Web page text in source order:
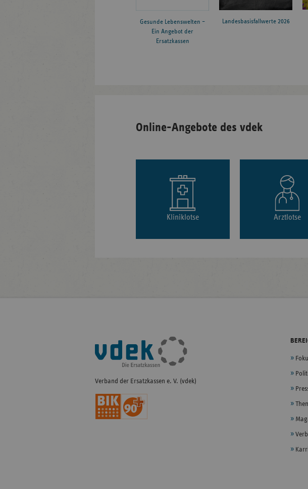
Gesunde Lebenswelten –
Ein Angebot der
Ersatzkassen
Landesbasisfallwerte 2026
Online-Angebote des vdek
Kliniklotse Arztlotse
Fußleisten-
Navigation
Verband der Ersatzkassen e. V. (vdek)